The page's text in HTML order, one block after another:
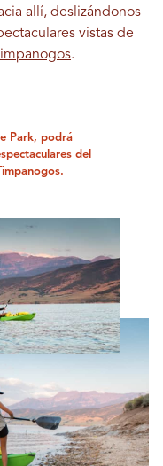
allí, deslizándonos
vistas de
.
Park, podrá
del